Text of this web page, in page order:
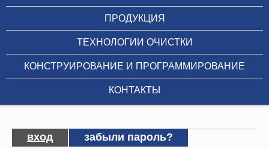
ПРОДУКЦИЯ
ТЕХНОЛОГИИ ОЧИСТКИ
КОНСТРУИРОВАНИЕ И ПРОГРАММИРОВАНИЕ
КОНТАКТЫ
Главные вкладки
вход (активная вкладка)
забыли пароль?